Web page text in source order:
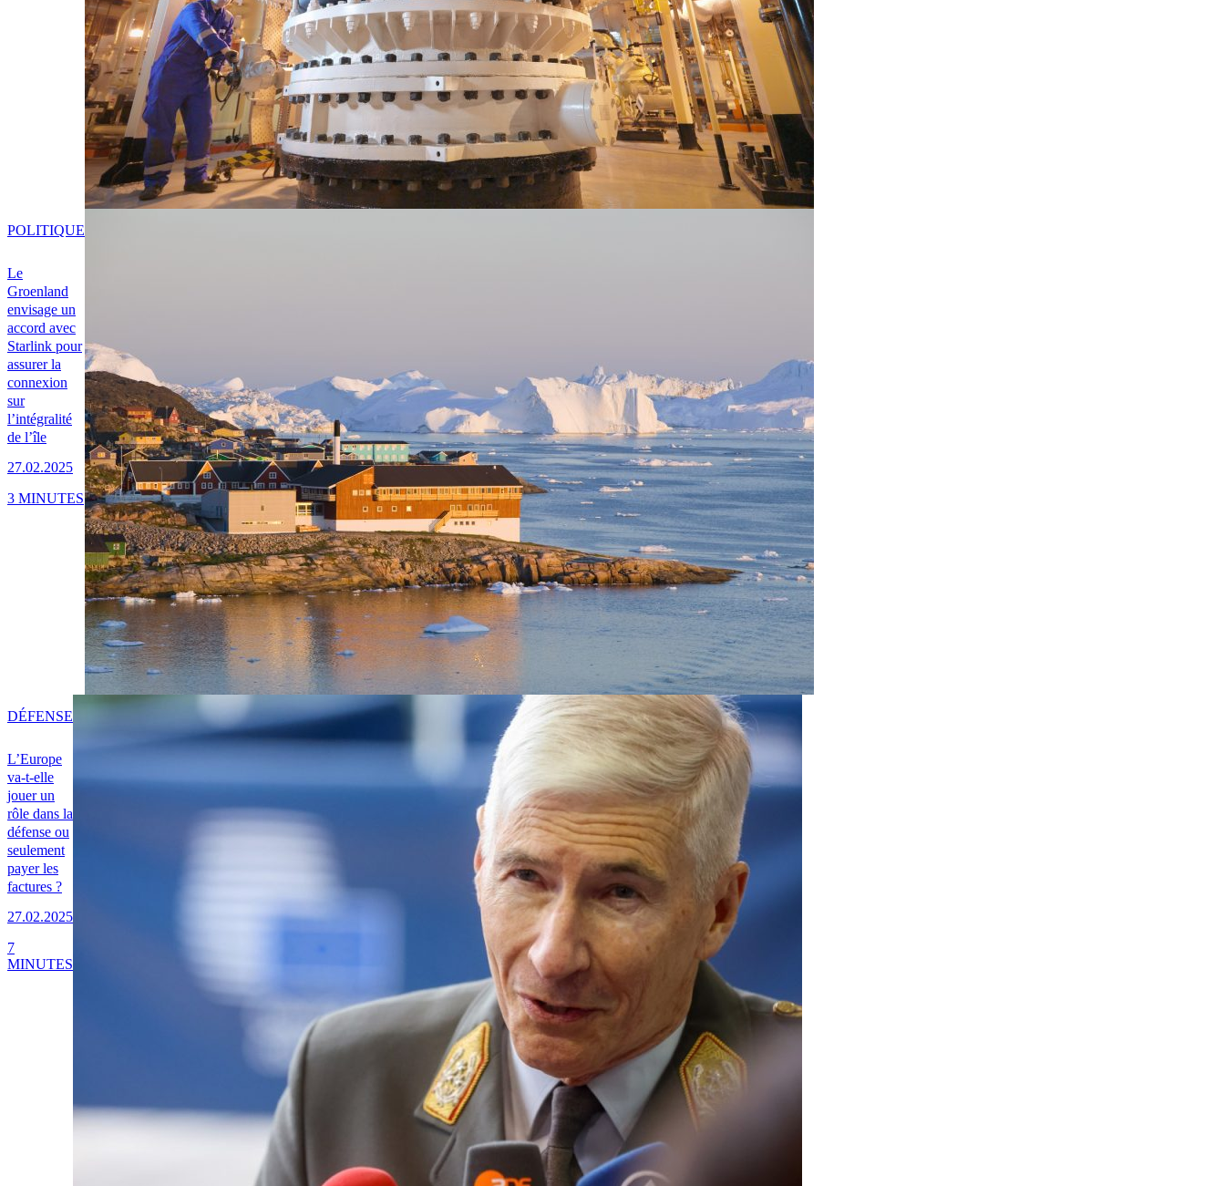
Le
Groenland
envisage un
accord avec
Starlink pour
assurer la
connexion
sur
l’intégralité
de l’île
27.02.2025
POLITIQUE
3 MINUTES
L’Europe
va-t-elle
jouer un
rôle dans la
défense ou
seulement
payer les
factures ?
27.02.2025
DÉFENSE
7
MINUTES